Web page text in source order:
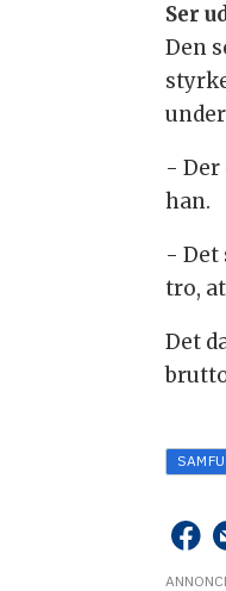
Ser
Den
- Der
han.
- Det
tro,
Det